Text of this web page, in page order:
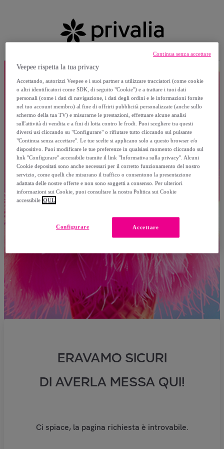
ERAVAMO SICURI
DI AVERLA MESSA QUI!
Ci spiace, la pagina richiesta è introvabile.
Veepee rispetta la tua privacy
Accettando, autorizzi Veepee e i suoi partner a utilizzare tracciatori (come cookie
o altri identificatori come SDK, di seguito "Cookie") e a trattare i tuoi dati
personali (come i dati di navigazione, i dati degli ordini e le informazioni fornite
nel tuo account membro) al fine di offrirti pubblicità personalizzate (anche sullo
schermo della tua TV) e misurarne le prestazioni, effettuare alcune analisi
sull'attività di vendita e a fini di lotta contro le frodi. Puoi scegliere tra questi
diversi usi cliccando su "Configurare" o rifiutare tutto cliccando sul pulsante
"Continua senza accettare". Le tue scelte si applicano solo a questo browser e/o
dispositivo. Puoi modificare le tue preferenze in qualsiasi momento cliccando sul
link "Configurare" accessibile tramite il link "Informativa sulla privacy". Alcuni
Cookie depositati sono anche necessari per il corretto funzionamento del nostro
servizio, come quelli che misurano il traffico o consentono la presentazione
adattata delle nostre offerte e non sono soggetti a consenso. Per ulteriori
informazioni sui Cookie, puoi consultare la nostra Politica sui Cookie
accessibile QUI.
Accettare
Configurare
Continua senza accettare